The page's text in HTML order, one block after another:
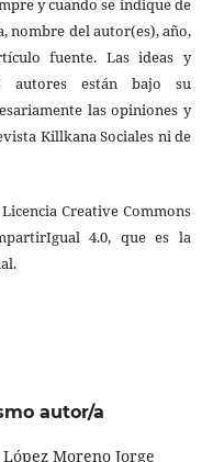
y cuando se indique de
nombre del autor(es), año,
fuente. Las ideas y
autores están bajo su
las opiniones y
Killkana Sociales ni de
Creative Commons
4.0, que es la
autor/a
Moreno Jorge